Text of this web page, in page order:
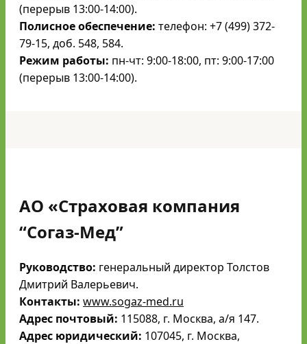
(перерыв 13:00-14:00).
Полисное обеспечение: телефон: +7 (499) 372-
79-15, доб. 548, 584.
Режим работы: пн-чт: 9:00-18:00, пт: 9:00-17:00
(перерыв 13:00-14:00).
АО «Страховая компания
“Согаз-Мед”
Руководство: генеральный директор Толстов
Дмитрий Валерьевич.
Контакты: www.sogaz-med.ru
Адрес почтовый: 115088, г. Москва, а/я 147.
Адрес юридический: 107045, г. Москва,